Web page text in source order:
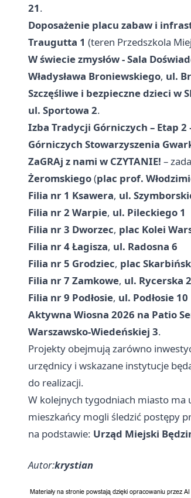
21.
Doposażenie placu zabaw i
Traugutta 1 (teren Przedszkola
W świecie zmysłów - Sala
Władysława Broniewskiego, ul.
Szczęśliwe i bezpieczne dzieci w
ul. Sportowa 2.
Izba Tradycji Górniczych – Etap
Górniczych Stowarzyszenia
ZaGRAj z nami w CZYTANIE! –
Żeromskiego(plac prof.
Filia nr 1 Ksawera, ul.
Filia nr 2 Warpie, ul. Pileckiego 1
Filia nr 3 Dworzec, plac Kolei
Filia nr 4 Łagisza, ul. Radosna 6
Filia nr 5 Grodziec, plac
Filia nr 7 Zamkowe, ul. Rycerska 2
Filia nr 9 Podłosie, ul. Podłosie 10
Aktywna Wiosna 2026 na Patio
Warszawsko-Wiedeńskiej 3.
Projekty obejmują zarówno
urzędnicy i wskazane instytucje
do realizacji.
W kolejnych tygodniach miasto ma
mieszkańcy mogli śledzić postępy
na podstawie: Urząd Miejski
Autor:krystian